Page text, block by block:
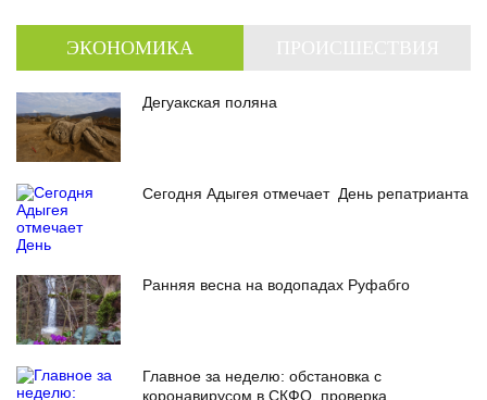
ЭКОНОМИКА
Дегуакская поляна
Сегодня Адыгея отмечает День репатрианта
Ранняя весна на водопадах Руфабго
Главное за неделю: обстановка с
коронавирусом в СКФО, проверка